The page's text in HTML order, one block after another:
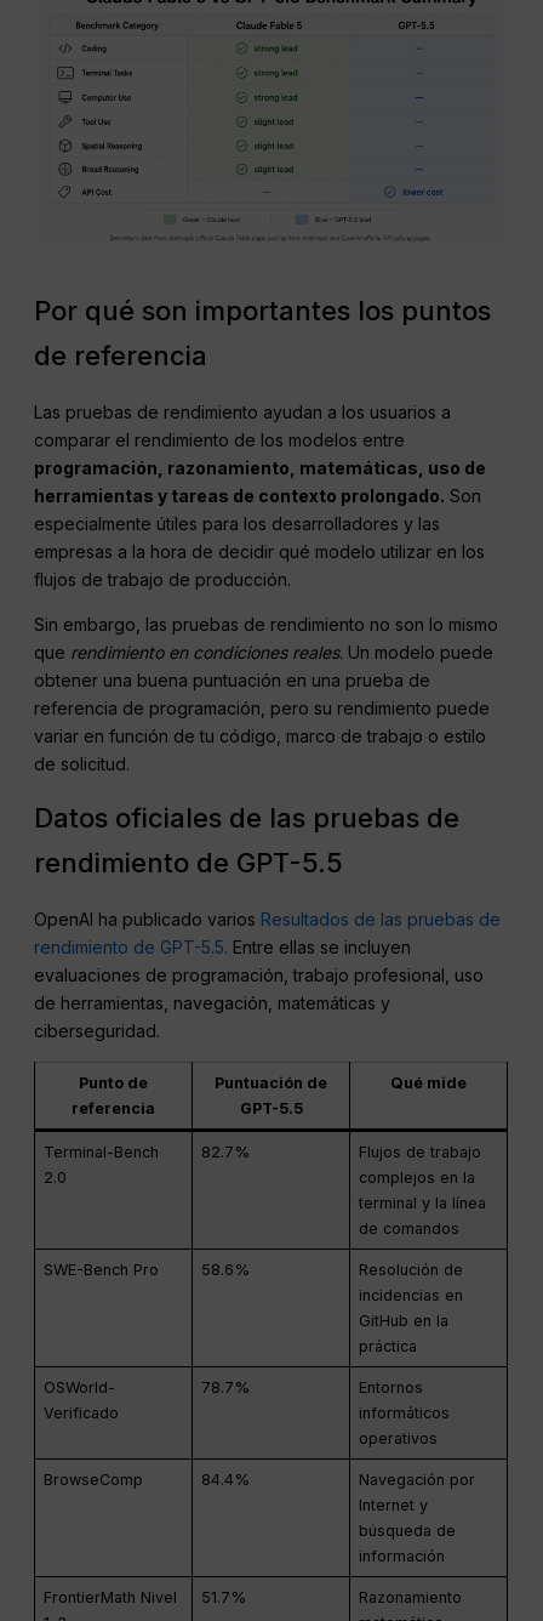
Por qué son importantes los puntos
de referencia
Las pruebas de rendimiento ayudan a los usuarios a
comparar el rendimiento de los modelos entre
programación, razonamiento, matemáticas, uso de
herramientas y tareas de contexto prolongado. Son
especialmente útiles para los desarrolladores y las
empresas a la hora de decidir qué modelo utilizar en los
flujos de trabajo de producción.
Sin embargo, las pruebas de rendimiento no son lo mismo
que rendimiento en condiciones reales. Un modelo puede
obtener una buena puntuación en una prueba de
referencia de programación, pero su rendimiento puede
variar en función de tu código, marco de trabajo o estilo
de solicitud.
Datos oficiales de las pruebas de
rendimiento de GPT-5.5
OpenAI ha publicado varios Resultados de las pruebas de
rendimiento de GPT-5.5. Entre ellas se incluyen
evaluaciones de programación, trabajo profesional, uso
de herramientas, navegación, matemáticas y
ciberseguridad.
Punto de
referencia
Puntuación de
GPT-5.5
Qué mide
Terminal-Bench
2.0
82.7%
Flujos de trabajo
complejos en la
terminal y la línea
de comandos
SWE-Bench Pro 58.6%
Resolución de
incidencias en
GitHub en la
práctica
OSWorld-
Verificado
78.7%
Entornos
informáticos
operativos
BrowseComp 84.4%
Navegación por
Internet y
búsqueda de
información
FrontierMath Nivel
51.7%
Razonamiento